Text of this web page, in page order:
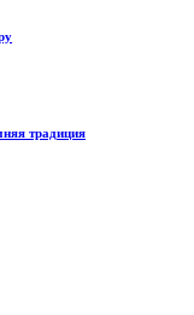
традиция